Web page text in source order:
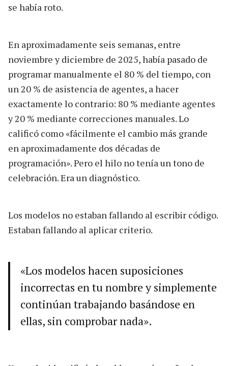
se había roto.
En aproximadamente seis semanas, entre
noviembre y diciembre de 2025, había pasado de
programar manualmente el 80 % del tiempo, con
un 20 % de asistencia de agentes, a hacer
exactamente lo contrario: 80 % mediante agentes
y 20 % mediante correcciones manuales. Lo
calificó como «fácilmente el cambio más grande
en aproximadamente dos décadas de
programación». Pero el hilo no tenía un tono de
celebración. Era un diagnóstico.
Los modelos no estaban fallando al escribir código.
Estaban fallando al aplicar criterio.
«Los modelos hacen suposiciones
incorrectas en tu nombre y simplemente
continúan trabajando basándose en
ellas, sin comprobar nada».